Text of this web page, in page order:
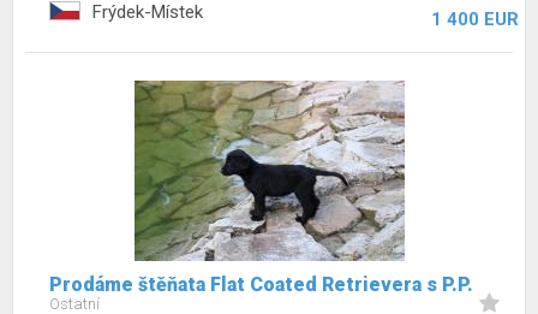
Frýdek-Místek 1 400 EUR
Prodáme štěňata Flat Coated Retrievera s P.P.
Ostatní